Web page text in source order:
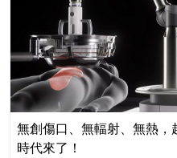
無創傷口、無輻射、無熱
時代來了！